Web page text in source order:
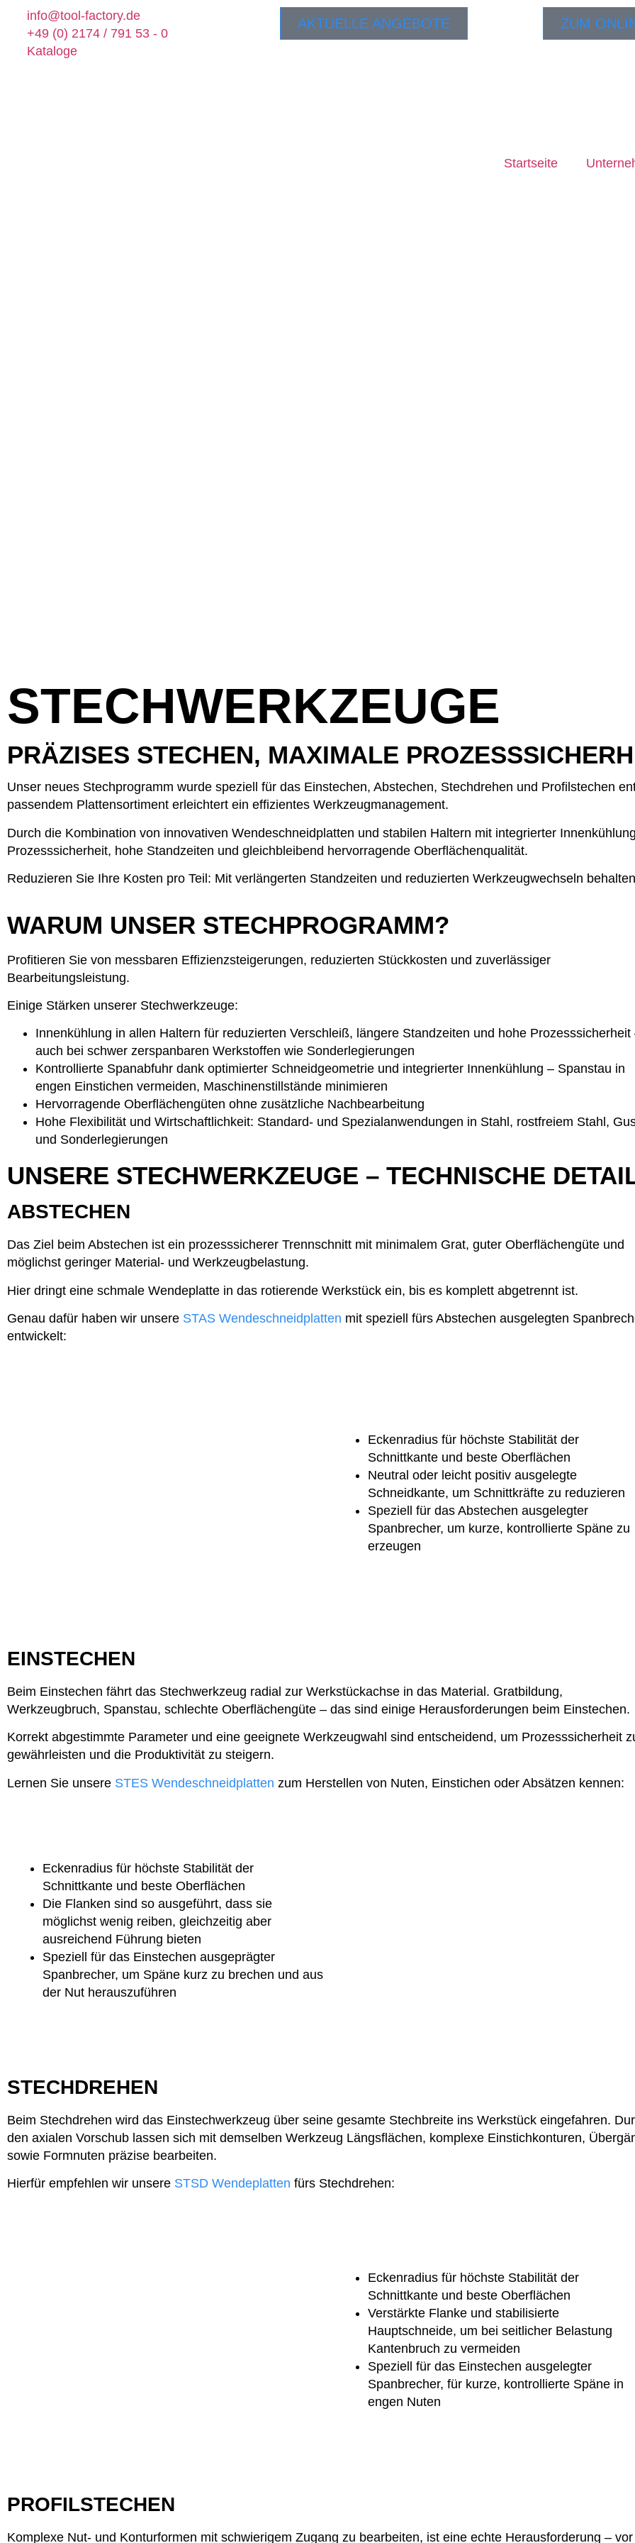
info@tool-factory.de
+49 (0) 2174 / 791 53 - 0
Kataloge
AKTUELLE ANGEBOTE ZUM
Startseite
STECHWERKZEUGE
PRÄZISES STECHEN, MAXIMALE
Unser neues Stechprogramm wurde speziell für das Einstechen, Abstechen, Stechdrehen und Profilstechen
passendem Plattensortiment erleichtert ein effizientes Werkzeugmanagement.
Durch die Kombination von innovativen Wendeschneidplatten und stabilen Haltern mit integrierter
Prozesssicherheit, hohe Standzeiten und gleichbleibend hervorragende Oberflächenqualität.
Reduzieren Sie Ihre Kosten pro Teil: Mit verlängerten Standzeiten und reduzierten Werkzeugwechseln
WARUM UNSER STECHPROGRAMM?
Profitieren Sie von messbaren Effizienzsteigerungen, reduzierten Stückkosten und zuverlässiger
Bearbeitungsleistung.
Einige Stärken unserer Stechwerkzeuge:
Innenkühlung in allen Haltern für reduzierten Verschleiß, längere Standzeiten und hohe Prozesssicherheit
auch bei schwer zerspanbaren Werkstoffen wie Sonderlegierungen
Kontrollierte Spanabfuhr dank optimierter Schneidgeometrie und integrierter Innenkühlung – Spanstau in
engen Einstichen vermeiden, Maschinenstillstände minimieren
Hervorragende Oberflächengüten ohne zusätzliche Nachbearbeitung
Hohe Flexibilität und Wirtschaftlichkeit: Standard- und Spezialanwendungen in Stahl, rostfreiem Stahl,
und Sonderlegierungen
UNSERE STECHWERKZEUGE – TECHNISCHE
ABSTECHEN
Das Ziel beim Abstechen ist ein prozesssicherer Trennschnitt mit minimalem Grat, guter Oberflächengüte und
möglichst geringer Material- und Werkzeugbelastung.
Hier dringt eine schmale Wendeplatte in das rotierende Werkstück ein, bis es komplett abgetrennt ist.
Genau dafür haben wir unsere STAS Wendeschneidplatten mit speziell fürs Abstechen ausgelegten
entwickelt:
Eckenradius für höchste Stabilität der
Schnittkante und beste Oberflächen
Neutral oder leicht positiv ausgelegte
Schneidkante, um Schnittkräfte zu reduzieren
Speziell für das Abstechen ausgelegter
Spanbrecher, um kurze, kontrollierte Späne zu
erzeugen
EINSTECHEN
Beim Einstechen fährt das Stechwerkzeug radial zur Werkstückachse in das Material. Gratbildung,
Werkzeugbruch, Spanstau, schlechte Oberflächengüte – das sind einige Herausforderungen beim Einstechen.
Korrekt abgestimmte Parameter und eine geeignete Werkzeugwahl sind entscheidend, um Prozesssicherheit
gewährleisten und die Produktivität zu steigern.
Lernen Sie unsere STES Wendeschneidplatten zum Herstellen von Nuten, Einstichen oder Absätzen kennen:
Eckenradius für höchste Stabilität der
Schnittkante und beste Oberflächen
Die Flanken sind so ausgeführt, dass sie
möglichst wenig reiben, gleichzeitig aber
ausreichend Führung bieten
Speziell für das Einstechen ausgeprägter
Spanbrecher, um Späne kurz zu brechen und aus
der Nut herauszuführen
STECHDREHEN
Beim Stechdrehen wird das Einstechwerkzeug über seine gesamte Stechbreite ins Werkstück eingefahren.
den axialen Vorschub lassen sich mit demselben Werkzeug Längsflächen, komplexe Einstichkonturen,
sowie Formnuten präzise bearbeiten.
Hierfür empfehlen wir unsere STSD Wendeplatten fürs Stechdrehen:
Eckenradius für höchste Stabilität der
Schnittkante und beste Oberflächen
Verstärkte Flanke und stabilisierte
Hauptschneide, um bei seitlicher Belastung
Kantenbruch zu vermeiden
Speziell für das Einstechen ausgelegter
Spanbrecher, für kurze, kontrollierte Späne in
engen Nuten
PROFILSTECHEN
Komplexe Nut- und Konturformen mit schwierigem Zugang zu bearbeiten, ist eine echte Herausforderung – vor